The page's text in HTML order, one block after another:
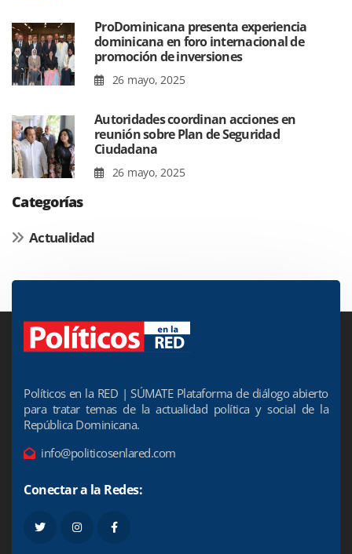
ProDominicana presenta experiencia
dominicana en foro internacional de
promoción de inversiones
26 mayo, 2025
Autoridades coordinan acciones en
reunión sobre Plan de Seguridad
Ciudadana
26 mayo, 2025
Categorías
Actualidad
Políticos en la RED | SÚMATE Plataforma de diálogo abierto
para tratar temas de la actualidad política y social de la
República Dominicana.
info@politicosenlared.com
Conectar a la Redes: